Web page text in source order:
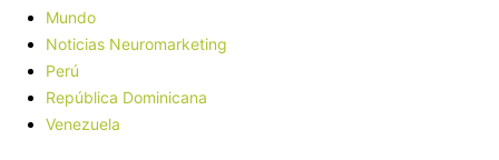
Mundo
Noticias Neuromarketing
Perú
República Dominicana
Venezuela